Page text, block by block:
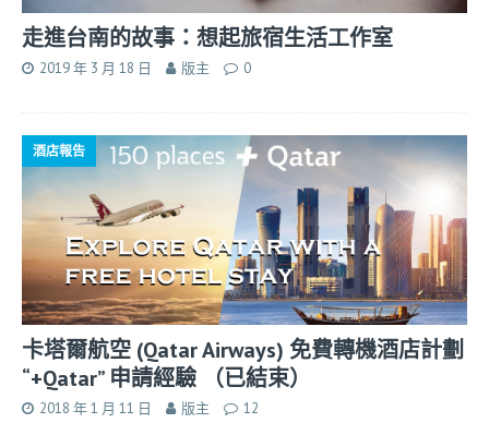
走進台南的故事：想起旅宿生活工作室
2019 年 3 月 18 日 版主 0
酒店報告
卡塔爾航空 (Qatar Airways) 免費轉機酒店計劃
“+Qatar” 申請經驗 （已結束）
2018 年 1 月 11 日 版主 12